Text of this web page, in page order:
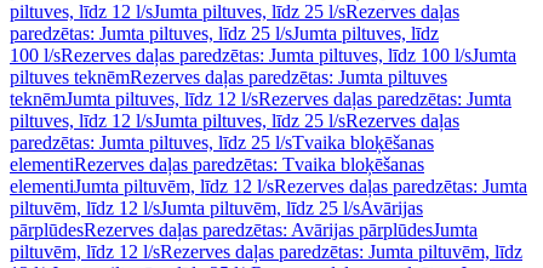
piltuves, līdz 12 l/sJumta piltuves, līdz 25 l/sRezerves daļas
paredzētas: Jumta piltuves, līdz 25 l/sJumta piltuves, līdz
100 l/sRezerves daļas paredzētas: Jumta piltuves, līdz 100 l/sJumta
piltuves teknēmRezerves daļas paredzētas: Jumta piltuves
teknēmJumta piltuves, līdz 12 l/sRezerves daļas paredzētas: Jumta
piltuves, līdz 12 l/sJumta piltuves, līdz 25 l/sRezerves daļas
paredzētas: Jumta piltuves, līdz 25 l/sTvaika bloķēšanas
elementiRezerves daļas paredzētas: Tvaika bloķēšanas
elementiJumta piltuvēm, līdz 12 l/sRezerves daļas paredzētas: Jumta
piltuvēm, līdz 12 l/sJumta piltuvēm, līdz 25 l/sAvārijas
pārplūdesRezerves daļas paredzētas: Avārijas pārplūdesJumta
piltuvēm, līdz 12 l/sRezerves daļas paredzētas: Jumta piltuvēm, līdz